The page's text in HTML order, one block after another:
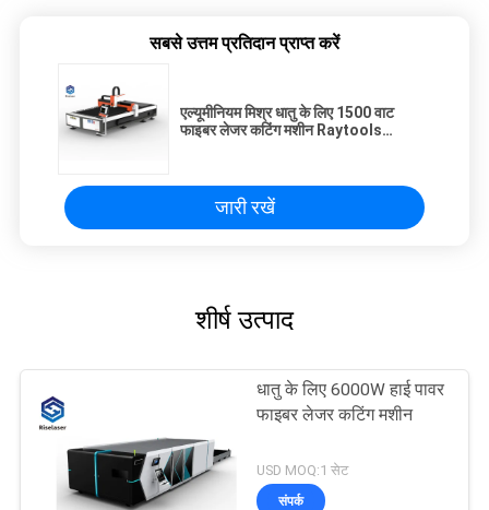
सबसे उत्तम प्रतिदान प्राप्त करें
एल्यूमीनियम मिश्र धातु के लिए 1500 वाट
फाइबर लेजर कटिंग मशीन Raytools
जारी रखें
शीर्ष उत्पाद
धातु के लिए 6000W हाई पावर
फाइबर लेजर कटिंग मशीन
USD MOQ:1 सेट
संपर्क